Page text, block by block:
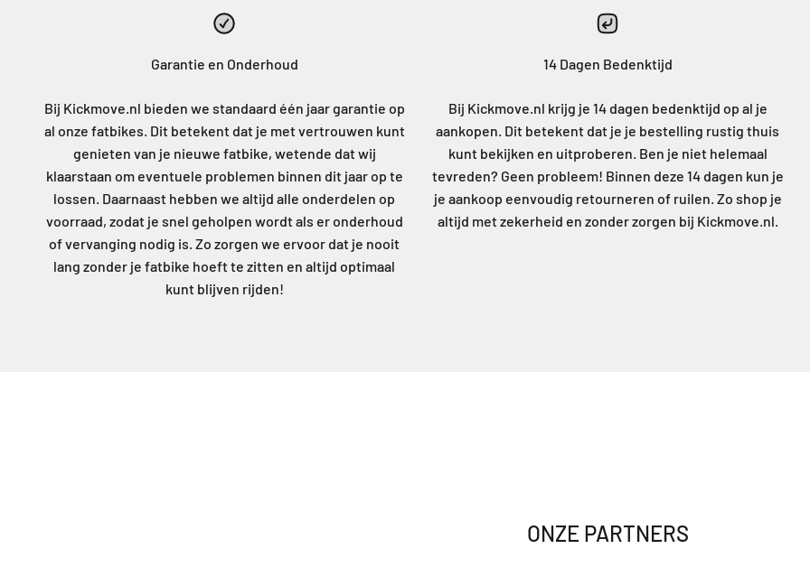
Garantie en Onderhoud
Bij Kickmove.nl bieden we standaard één jaar garantie op
al onze fatbikes. Dit betekent dat je met vertrouwen kunt
genieten van je nieuwe fatbike, wetende dat wij
klaarstaan om eventuele problemen binnen dit jaar op te
lossen. Daarnaast hebben we altijd alle onderdelen op
voorraad, zodat je snel geholpen wordt als er onderhoud
of vervanging nodig is. Zo zorgen we ervoor dat je nooit
lang zonder je fatbike hoeft te zitten en altijd optimaal
kunt blijven rijden!
14 Dagen Bedenktijd
Bij Kickmove.nl krijg je 14 dagen bedenktijd op al je
aankopen. Dit betekent dat je je bestelling rustig thuis
kunt bekijken en uitproberen. Ben je niet helemaal
tevreden? Geen probleem! Binnen deze 14 dagen kun je
je aankoop eenvoudig retourneren of ruilen. Zo shop je
altijd met zekerheid en zonder zorgen bij Kickmove.nl.
ONZE PARTNERS